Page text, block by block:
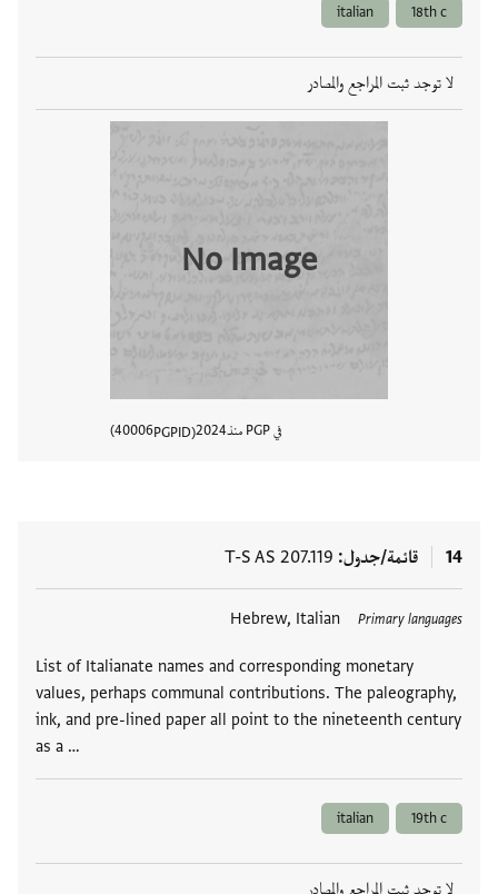
18th c
italian
لا توجد ثبت المراجع والمصادر
No Image
في PGP منذ 2024
PGPID
40006
14 قائمة/جدول T-S AS 207.119
Primary languages
Hebrew, Italian
List of Italianate names and corresponding monetary
values, perhaps communal contributions. The paleography,
ink, and pre-lined paper all point to the nineteenth century
as a …
العلامات
19th c
italian
لا توجد ثبت المراجع والمصادر